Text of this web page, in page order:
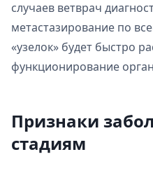
случаев ветврач
метастазирование по
«узелок» будет быстро
функционирование
Признаки
стадиям